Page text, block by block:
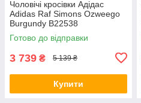
Чоловічі кросівки Адідас
Adidas Raf Simons Ozweego
Burgundy B22538
Готово до відправки
3 739 ₴ 5 139 ₴
Купити